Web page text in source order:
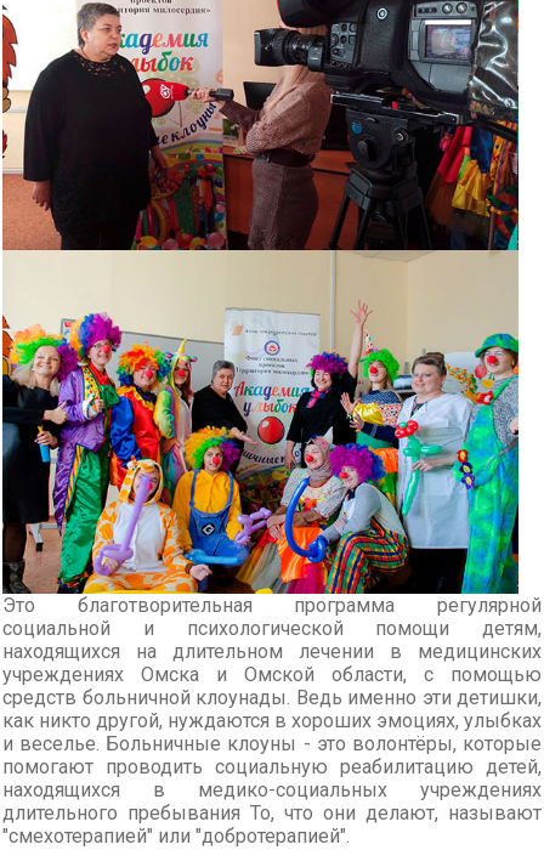
Это благотворительная программа регулярной
социальной и психологической помощи детям,
находящихся на длительном лечении в медицинских
учреждениях Омска и Омской области, с помощью
средств больничной клоунады. Ведь именно эти детишки,
как никто другой, нуждаются в хороших эмоциях, улыбках
и веселье. Больничные клоуны - это волонтёры, которые
помогают проводить социальную реабилитацию детей,
находящихся в медико-социальных учреждениях
длительного пребывания То, что они делают, называют
"смехотерапией" или "добротерапией".